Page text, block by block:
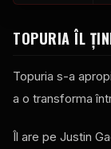
TOPURIA ÎL
Topuria s-a
a o transforma
Îl are pe Justin